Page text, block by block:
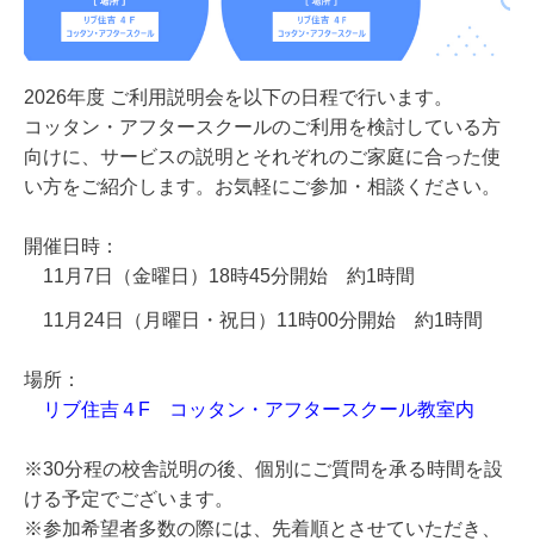
2026年度 ご利用説明会を以下の日程で行います。
コッタン・アフタースクールのご利用を検討している方
向けに、サービスの説明とそれぞれのご家庭に合った使
い方をご紹介します。お気軽にご参加・相談ください。
開催日時：
11月7日（金曜日）18時45分開始 約1時間
11月24日（月曜日・祝日）11時00分開始 約1時間
場所：
リブ住吉４F コッタン・アフタースクール教室内
※30分程の校舎説明の後、個別にご質問を承る時間を設
ける予定でございます。
※参加希望者多数の際には、先着順とさせていただき、